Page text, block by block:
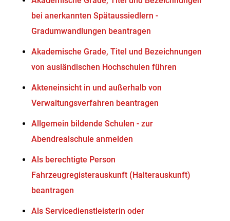
bei anerkannten Spätaussiedlern -
Gradumwandlungen beantragen
Akademische Grade, Titel und Bezeichnungen
von ausländischen Hochschulen führen
Akteneinsicht in und außerhalb von
Verwaltungsverfahren beantragen
Allgemein bildende Schulen - zur
Abendrealschule anmelden
Als berechtigte Person
Fahrzeugregisterauskunft (Halterauskunft)
beantragen
Als Servicedienstleisterin oder